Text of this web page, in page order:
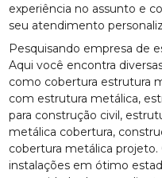
experiência no assunto e
seu atendimento
Pesquisando empresa de
Aqui você encontra
como cobertura estrutura
com estrutura metálica,
para construção civil,
metálica cobertura,
cobertura metálica
instalações em ótimo